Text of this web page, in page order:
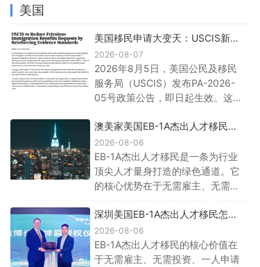
美国
美国移民申请大变天：USCIS新规
落地，材料不全直接拒！附三大应
对策略
2026-08-07
2026年8月5日，美国公民及移民
服务局（USCIS）发布PA-2026-
05号政策公告，即日起生效。这可
最直接的一次调整——材料不全的
申请，将面临直接拒绝，不再有补
件机会。
澳美家美国EB-1A杰出人才移民：
无需雇主担保，一步到位拿绿卡
2026-08-06
EB-1A杰出人才移民是一条为行业
顶尖人才量身打造的绿色通道。它
的核心优势在于无需雇主、无需投
但它的门槛也实实在在——你需要
证明自己是所在领域“那极少数的顶
尖人物之一”。
深圳美国EB-1A杰出人才移民怎么
办理？2026流程怎么样？
2026-08-06
EB-1A杰出人才移民的核心价值在
于无需雇主、无需投资、一人申请